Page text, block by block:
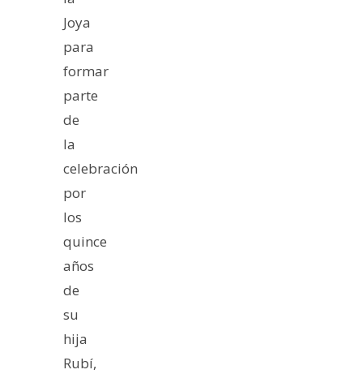
Joya
para
formar
parte
de
la
celebración
por
los
quince
años
de
su
hija
Rubí,